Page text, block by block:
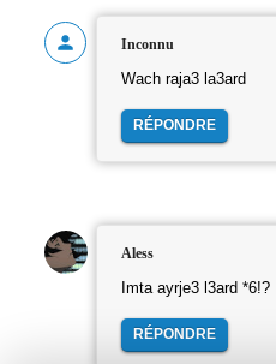
Inconnu
Wach raja3 la3ard
RÉPONDRE
Aless
Imta ayrje3 l3ard *6!?
RÉPONDRE